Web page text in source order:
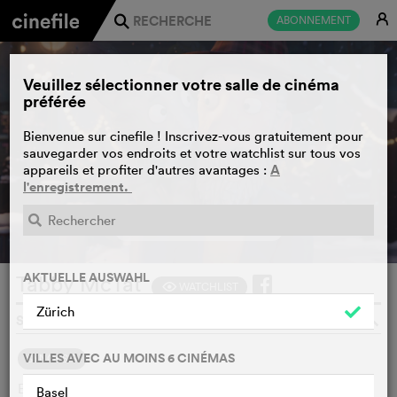
ABONNEMENT E
j
Tabby McTat
SARAH SCRIMGEOUR, JAC HAMMAN, GB, 2024
SYNOPSIS
En plein cœur de Londres, MacPat et Fred, son ami
Veuillez sélectionner votre salle de cinéma
préférée
Bienvenue sur cinefile ! Inscrivez-vous gratuitement pour
sauvegarder vos endroits et votre watchlist sur tous vos
appareils et profiter d'autres avantages : A
l'enregistrement.
AKTUELLE AUSWAHL
Zürich
VILLES AVEC AU MOINS 6 CINÉMAS
Basel